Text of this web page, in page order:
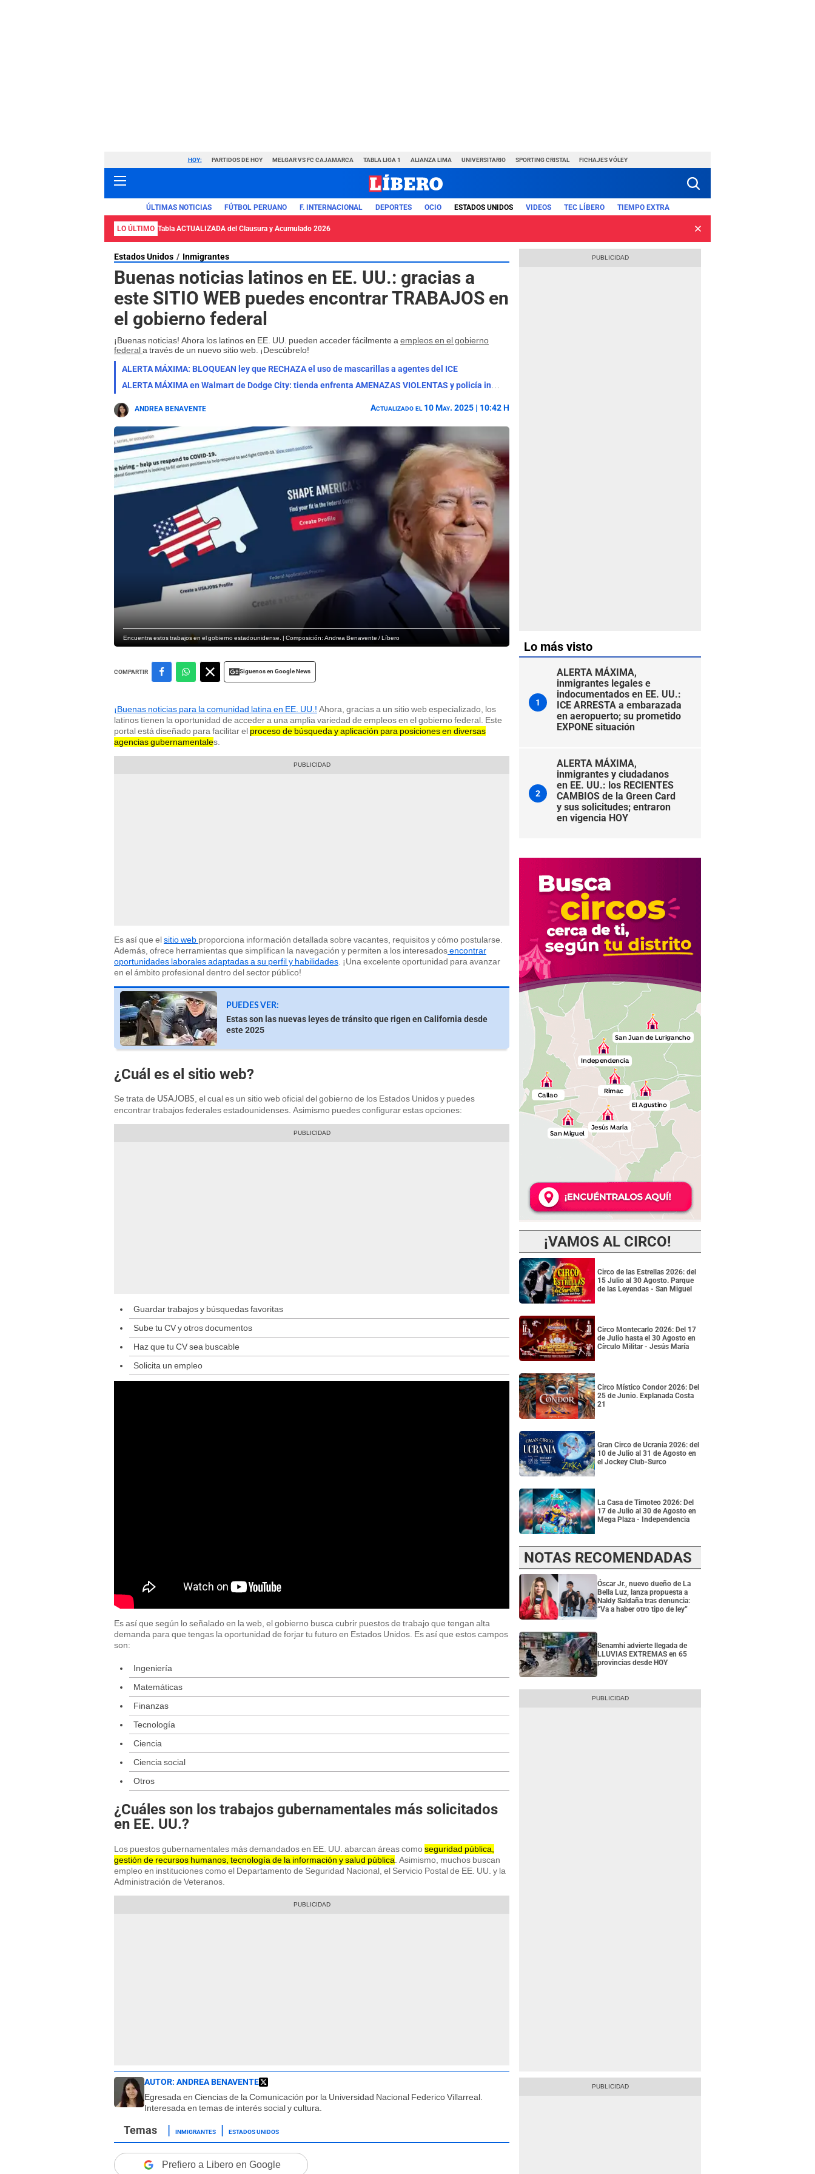
HOY: PARTIDOS DE HOY MELGAR VS FC CAJAMARCA TABLA LIGA 1 ALIANZA LIMA UNIVERSITARIO SPORTING CRISTAL FICHAJES VÓLEY
ÚLTIMAS NOTICIAS FÚTBOL PERUANO F. INTERNACIONAL DEPORTES OCIO ESTADOS UNIDOS VIDEOS TEC LÍBERO TIEMPO EXTRA
LO ÚLTIMO Tabla ACTUALIZADA del Clausura y Acumulado 2026
Estados Unidos Inmigrantes
Buenas noticias latinos en EE. UU.: gracias a
este SITIO WEB puedes encontrar TRABAJOS en
el gobierno federal
¡Buenas noticias! Ahora los latinos en EE. UU. pueden acceder fácilmente a empleos en el gobierno
federala través de un nuevo sitio web. ¡Descúbrelo!
ALERTA MÁXIMA: BLOQUEAN ley que RECHAZA el uso de mascarillas a agentes del ICE
ALERTA MÁXIMA en Walmart de Dodge City: tienda enfrenta AMENAZAS VIOLENTAS y policía investiga
ANDREA BENAVENTE Actualizado el 10 May. 2025 | 10:42 H
Encuentra estos trabajos en el gobierno estadounidense. | Composición: Andrea Benavente / Líbero
COMPARTIR Siguenos en Google News
¡Buenas noticias para la comunidad latina en EE. UU.! Ahora, gracias a un sitio web especializado, los
latinos tienen la oportunidad de acceder a una amplia variedad de empleos en el gobierno federal. Este
portal está diseñado para facilitar el proceso de búsqueda y aplicación para posiciones en diversas
agencias gubernamentales.
Es así que elsitio web proporciona información detallada sobre vacantes, requisitos y cómo postularse.
Además, ofrece herramientas que simplifican la navegación y permiten a los interesadosencontrar
oportunidades laborales adaptadas a su perfil y habilidades . ¡Una excelente oportunidad para avanzar
en el ámbito profesional dentro del sector público!
PUEDES VER:
Estas son las nuevas leyes de tránsito que rigen en California desde
este 2025
¿Cuál es el sitio web?
Se trata de USAJOBS, el cual es un sitio web oficial del gobierno de los Estados Unidos y puedes
encontrar trabajos federales estadounidenses. Asimismo puedes configurar estas opciones:
Guardar trabajos y búsquedas favoritas
Sube tu CV y otros documentos
Haz que tu CV sea buscable
Solicita un empleo
Es así que según lo señalado en la web, el gobierno busca cubrir puestos de trabajo que tengan alta
demanda para que tengas la oportunidad de forjar tu futuro en Estados Unidos. Es así que estos campos
son:
Ingeniería
Matemáticas
Finanzas
Tecnología
Ciencia
Ciencia social
Otros
¿Cuáles son los trabajos gubernamentales más solicitados
en EE. UU.?
Los puestos gubernamentales más demandados en EE. UU. abarcan áreas comoseguridad pública,
gestión de recursos humanos, tecnología de la información y salud pública. Asimismo, muchos buscan
empleo en instituciones como el Departamento de Seguridad Nacional, el Servicio Postal de EE. UU. y la
Administración de Veteranos.
AUTOR: ANDREA BENAVENTE
Egresada en Ciencias de la Comunicación por la Universidad Nacional Federico Villarreal.
Interesada en temas de interés social y cultura.
INMIGRANTES ESTADOS UNIDOS
Prefiero a Libero en Google
Lo más visto
1
ALERTA MÁXIMA,
inmigrantes legales e
indocumentados en EE. UU.:
ICE ARRESTA a embarazada
en aeropuerto; su prometido
EXPONE situación
2
ALERTA MÁXIMA,
inmigrantes y ciudadanos
en EE. UU.: los RECIENTES
CAMBIOS de la Green Card
y sus solicitudes; entraron
en vigencia HOY
¡VAMOS AL CIRCO!
Circo de las Estrellas 2026: del
15 Julio al 30 Agosto. Parque
de las Leyendas - San Miguel
Circo Montecarlo 2026: Del 17
de Julio hasta el 30 Agosto en
Círculo Militar - Jesús María
Circo Místico Condor 2026: Del
25 de Junio. Explanada Costa
21
Gran Circo de Ucrania 2026: del
10 de Julio al 31 de Agosto en
el Jockey Club-Surco
La Casa de Timoteo 2026: Del
17 de Julio al 30 de Agosto en
Mega Plaza - Independencia
NOTAS RECOMENDADAS
Óscar Jr., nuevo dueño de La
Bella Luz, lanza propuesta a
Naldy Saldaña tras denuncia:
“Va a haber otro tipo de ley”
Senamhi advierte llegada de
LLUVIAS EXTREMAS en 65
provincias desde HOY